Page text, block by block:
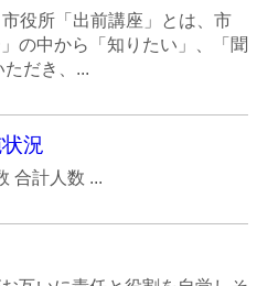
役所「出前講座」とは、市
の中から「知りたい」、「聞
だき、...
況
合計人数 ...